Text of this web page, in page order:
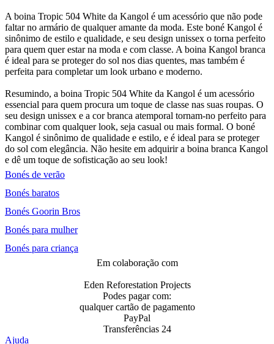
A boina Tropic 504 White da Kangol é um acessório que não pode
faltar no armário de qualquer amante da moda. Este boné Kangol é
sinônimo de estilo e qualidade, e seu design unissex o torna perfeito
para quem quer estar na moda e com classe. A boina Kangol branca
é ideal para se proteger do sol nos dias quentes, mas também é
perfeita para completar um look urbano e moderno.
Resumindo, a boina Tropic 504 White da Kangol é um acessório
essencial para quem procura um toque de classe nas suas roupas. O
seu design unissex e a cor branca atemporal tornam-no perfeito para
combinar com qualquer look, seja casual ou mais formal. O boné
Kangol é sinônimo de qualidade e estilo, e é ideal para se proteger
do sol com elegância. Não hesite em adquirir a boina branca Kangol
e dê um toque de sofisticação ao seu look!
Bonés de verão
Bonés baratos
Bonés Goorin Bros
Bonés para mulher
Bonés para criança
Em colaboração com
Eden Reforestation Projects
Podes pagar com:
qualquer cartão de pagamento
PayPal
Transferências 24
Ajuda